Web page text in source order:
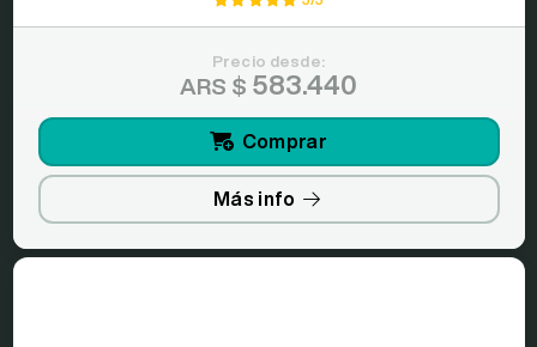
Precio desde:
ARS $ 583.440
Comprar
Más info